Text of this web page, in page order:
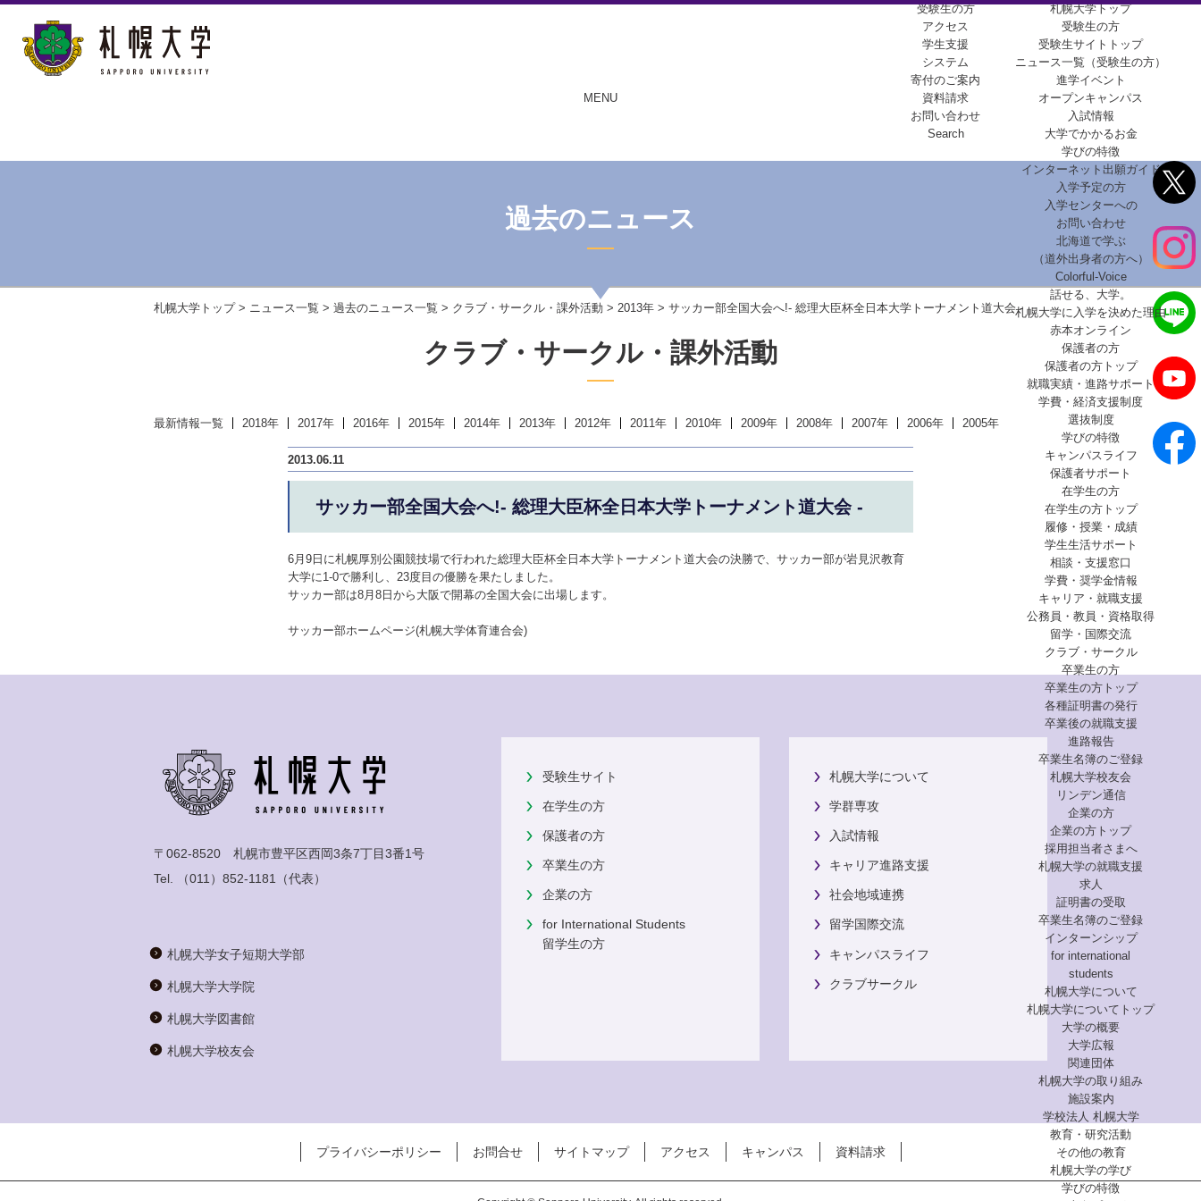
MENU
受験生の方
アクセス
学生支援
システム
寄付のご案内
資料請求
お問い合わせ
Search
札幌大学トップ
受験生の方
受験生サイトトップ
ニュース一覧（受験生の方）
進学イベント
オープンキャンパス
入試情報
大学でかかるお金
学びの特徴
インターネット出願ガイド
入学予定の方
入学センターへの
お問い合わせ
北海道で学ぶ
（道外出身者の方へ）
Colorful-Voice
話せる、大学。
札幌大学に入学を決めた理由
赤本オンライン
保護者の方
保護者の方トップ
就職実績・進路サポート
学費・経済支援制度
選抜制度
学びの特徴
キャンパスライフ
保護者サポート
在学生の方
在学生の方トップ
履修・授業・成績
学生生活サポート
相談・支援窓口
学費・奨学金情報
キャリア・就職支援
公務員・教員・資格取得
留学・国際交流
クラブ・サークル
卒業生の方
卒業生の方トップ
各種証明書の発行
卒業後の就職支援
進路報告
卒業生名簿のご登録
札幌大学校友会
リンデン通信
企業の方
企業の方トップ
採用担当者さまへ
札幌大学の就職支援
求人
証明書の受取
卒業生名簿のご登録
インターンシップ
for international
students
札幌大学について
札幌大学についてトップ
大学の概要
大学広報
関連団体
札幌大学の取り組み
施設案内
学校法人 札幌大学
教育・研究活動
その他の教育
札幌大学の学び
学びの特徴
過去のニュース
札幌大学トップ> ニュース一覧 > 過去のニュース一覧 > クラブ・サークル・課外活動 > 2013年 > サッカー部全国大会へ!- 総理大臣杯全日本大学トーナメント道大会 -
クラブ・サークル・課外活動
最新情報一覧 2018年 2017年 2016年 2015年 2014年 2013年 2012年 2011年 2010年 2009年 2008年 2007年 2006年 2005年
2013.06.11
サッカー部全国大会へ!- 総理大臣杯全日本大学トーナメント道大会 -
6月9日に札幌厚別公園競技場で行われた総理大臣杯全日本大学トーナメント道大会の決勝で、サッカー部が岩見沢教育
大学に1-0で勝利し、23度目の優勝を果たしました。
サッカー部は8月8日から大阪で開幕の全国大会に出場します。
サッカー部ホームページ(札幌大学体育連合会)
〒062-8520 札幌市豊平区西岡3条7丁目3番1号
Tel.
（011）852-1181 （代表）
札幌大学女子短期大学部
札幌大学大学院
札幌大学図書館
札幌大学校友会
受験生サイト
在学生の方
保護者の方
卒業生の方
企業の方
for International Students
留学生の方
札幌大学について
学群専攻
入試情報
キャリア進路支援
社会地域連携
留学国際交流
キャンパスライフ
クラブサークル
プライバシーポリシー お問合せ サイトマップ アクセス キャンパス 資料請求